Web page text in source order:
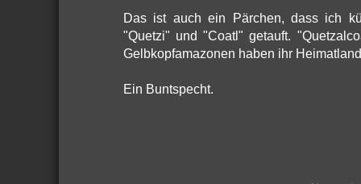
Das ist auch ein Pärchen, dass ich
"Quetzi" und "Coatl" getauft.
Gelbkopfamazonen haben ihr
Ein Buntspecht.